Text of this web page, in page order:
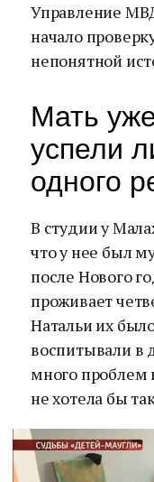
Управление
начало
непонятной
Мать
успели
одного
В студии у
что у нее был
после Нового
проживает
Натальи их
воспитывали в
много проблем
не хотела бы